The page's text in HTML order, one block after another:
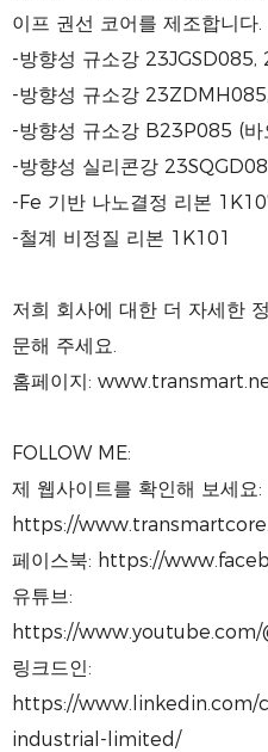
이프 권선 코어를 제조합니다.
-방향성 규소강 23JGSD085,
-방향성 규소강
-방향성 규소강 B23P085 (바
-방향성 실리콘강
-Fe 기반 나노결정 리본
-철계 비정질 리본 1K101
저희 회사에 대한 더 자세한
문해 주세요.
홈페이지:
FOLLOW ME:
제 웹사이트를 확인해 보세요:
https://
페이스북: https://
유튜브:
https://
링크드인:
https://www.linkedin.com/
industrial-limited/